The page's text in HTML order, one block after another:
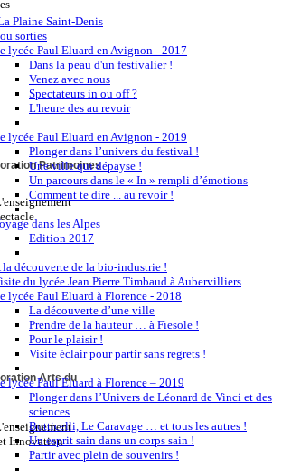
Plaine Saint-Denis
sorties
lycée Paul Eluard en Avignon - 2017
Dans la peau d'un festivalier !
Venez avec nous
Spectateurs in ou off ?
L'heure des au revoir
lycée Paul Eluard en Avignon - 2019
Plonger dans l’univers du festival !
Une ville qui dépayse !
Un parcours dans le « In » rempli d’émotions
Comment te dire ... au revoir !
dans les Alpes
Edition 2017
la découverte de la bio-industrie !
du lycée Jean Pierre Timbaud à Aubervilliers
lycée Paul Eluard à Florence - 2018
La découverte d’une ville
Prendre de la hauteur … à Fiesole !
Pour le plaisir !
Visite éclair pour partir sans regrets !
lycée Paul Eluard à Florence – 2019
Plonger dans l’Univers de Léonard de Vinci et des
sciences
Botticelli, Le Caravage … et tous les autres !
Un esprit sain dans un corps sain !
Partir avec plein de souvenirs !
Patrimoines
Arts du